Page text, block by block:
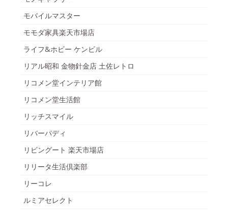
モバイルマスター
モモダ家具楽天市場店
ライフ&ホビー ケンビル
リアル昭和 金物針金店 土佐レトロ
リコメン堂インテリア館
リコメン堂生活館
リッチスマイル
リバーパディ
リビングート 楽天市場店
リリータ生活倶楽部
リーコレ
ルミアセレクト